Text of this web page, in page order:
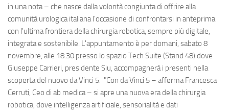
in una nota – che nasce dalla volontà congiunta di offrire alla
comunità urologica italiana l'occasione di confrontarsi in anteprima
con l'ultima frontiera della chirurgia robotica, sempre più digitale,
integrata e sostenibile. L'appuntamento è per domani, sabato 8
novembre, alle 18.30 presso lo spazio Tech Suite (Stand 48) dove
Giuseppe Carrieri, presidente Siu, accompagnerà i presenti nella
scoperta del nuovo da Vinci 5. "Con da Vinci 5 – afferma Francesca
Cerruti, Ceo di ab medica – si apre una nuova era della chirurgia
robotica, dove intelligenza artificiale, sensorialità e dati